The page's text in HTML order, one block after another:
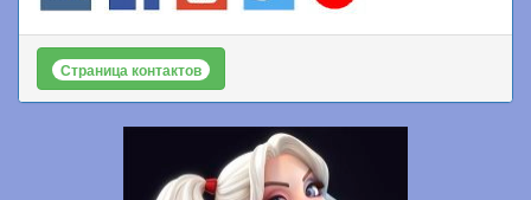
Страница контактов